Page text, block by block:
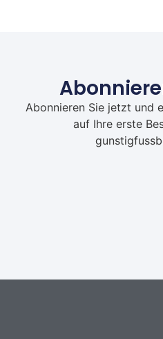
Abonnieren Sie jetzt und
auf Ihre erste